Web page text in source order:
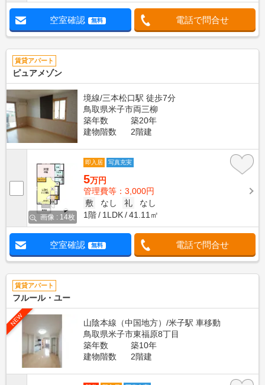
空室確認 無料 電話で問合せ
賃貸アパート
ピュアメゾン
境線/三本松口駅 徒歩7分
鳥取県米子市両三柳
築年数
築20年
建物階数
2階建
画像 : 14枚
即入居 写真充実
5万円
管理費等：3,000円
敷
なし 礼
なし
1階
1LDK 41.11㎡
空室確認 無料 電話で問合せ
賃貸アパート
フルール・ユー
NEW
山陰本線（中国地方）/米子駅 車移動
鳥取県米子市東福原8丁目
築年数
築10年
建物階数
2階建